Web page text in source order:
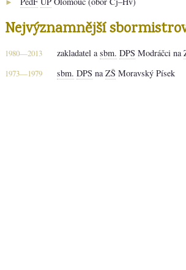
Nejvýznamnější
1980—2013 zakladatel a sbm. DPS Modráčci na
1973—1979 sbm. DPS na ZŠ Moravský Písek